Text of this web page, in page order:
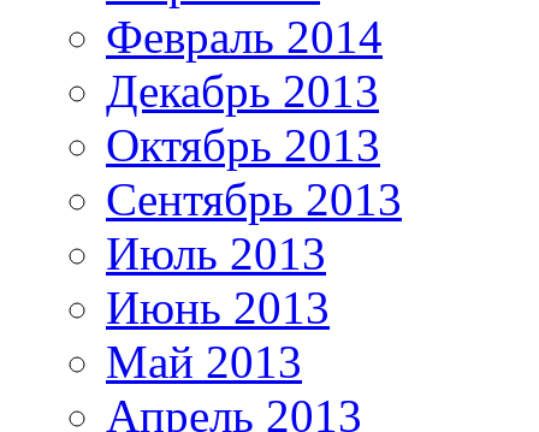
Февраль 2014
Декабрь 2013
Октябрь 2013
Сентябрь 2013
Июль 2013
Июнь 2013
Май 2013
Апрель 2013